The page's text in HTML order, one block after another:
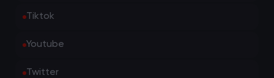
Tiktok
Youtube
Twitter